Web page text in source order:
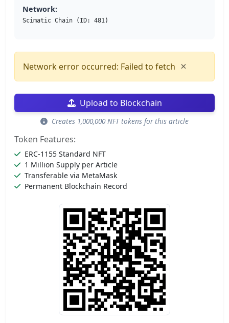
Network:
Scimatic Chain (ID: 481)
Network error occurred: Failed to fetch ×
Upload to Blockchain
Creates 1,000,000 NFT tokens for this article
Token Features:
ERC-1155 Standard NFT
1 Million Supply per Article
Transferable via MetaMask
Permanent Blockchain Record